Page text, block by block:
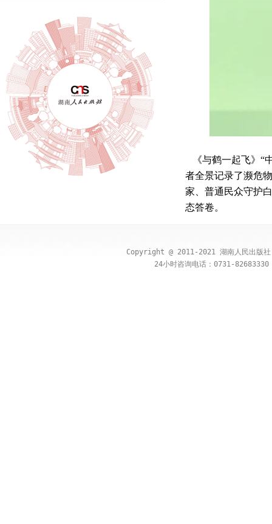
《与鹤一起飞》 “
者全景记录了濒危
家、普通民众守护
态答卷。
Copyright @ 2011-2021 湖南人民出版
24小时咨询电话：0731-